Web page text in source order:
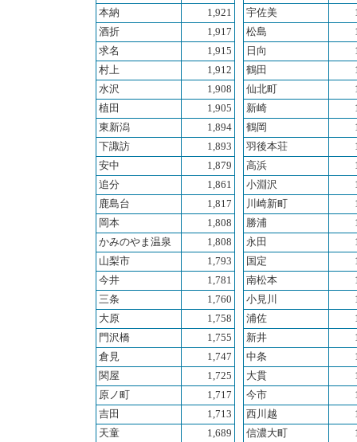
本納
1,921
酒折
1,917
求名
1,915
村上
1,912
水沢
1,908
植田
1,905
東新潟
1,894
下諏訪
1,893
安中
1,879
追分
1,861
鹿島台
1,817
岡本
1,808
かみのやま温泉
1,808
山梨市
1,793
今井
1,781
三条
1,760
大原
1,758
門沢橋
1,755
倉見
1,747
関屋
1,725
原ノ町
1,717
吉田
1,713
天童
1,689
宇佐美
松島
日向
鶴田
仙北町
新崎
鶴岡
羽後本荘
高浜
小淵沢
川崎新町
勝浦
永田
国定
南松本
小見川
浦佐
新井
中条
大貫
今市
西川越
信濃大町